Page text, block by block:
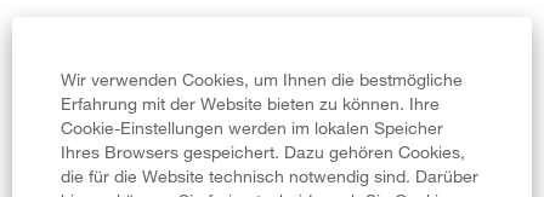
Wir verwenden Cookies, um Ihnen die bestmögliche
Erfahrung mit der Website bieten zu können. Ihre
Cookie-Einstellungen werden im lokalen Speicher
Ihres Browsers gespeichert. Dazu gehören Cookies,
die für die Website technisch notwendig sind. Darüber
Corporate Website
Legal Notice